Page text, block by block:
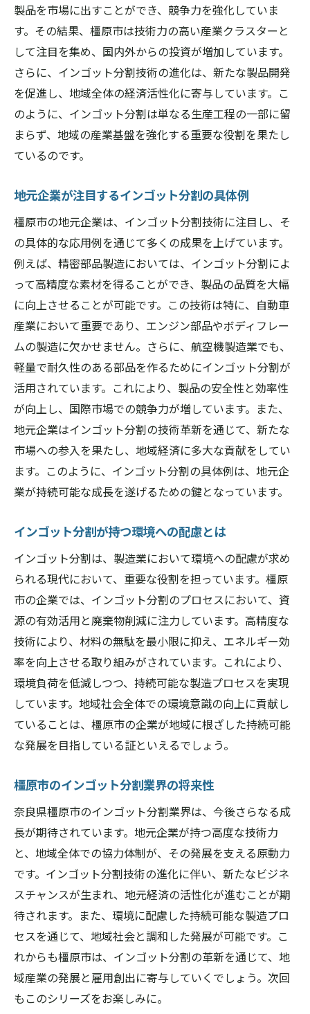
インゴット分割が誘発する経済循環の仕組
み
地元企業とインゴット分割の成功事例
橿原市経済におけるインゴット分割の貢献
橿原市の産業界を支えるインゴット分割の未来
インゴット分割が示す未来の産業像
産業界におけるインゴット分割の長期的な
インゴット分割を活用した産業発展のシナ
リオ
地域産業の持続的成長を支えるインゴット
分割
未来を見据えたインゴット分割のイノベー
ション
橿原市産業界の次世代を牽引するインゴッ
ト分割
インゴット分割で高品質製品を生み出す橿原市
の実力
高品質製品を実現するインゴット分割の技
術
橿原市企業が誇るインゴット分割の実績
地元の技術力が生むインゴット分割の強み
高品質を追求する橿原市のインゴット分割
メーカー
インゴット分割で世界に挑む橿原市の企業
奈良県橿原市におけるインゴット分割サービス
の今と未来
現在のインゴット分割サービスの全貌
インゴット分割サービスが果たす未来の役
割
成長するインゴット分割サービス市場の課
題
の進化
持続可能なサービス提供を目指すインゴッ
ト分割
インゴット分割サービスが描くビジョン
インゴット分割がもたらす地域経済への恩恵を
解説
地域経済が受けるインゴット分割の恩恵と
は
インゴット分割による経済活性化の実際
地元企業が享受するインゴット分割の利点
製品を市場に出すことができ、競争力を強化していま
す。その結果、橿原市は技術力の高い産業クラスターと
して注目を集め、国内外からの投資が増加しています。
さらに、インゴット分割技術の進化は、新たな製品開発
を促進し、地域全体の経済活性化に寄与しています。こ
のように、インゴット分割は単なる生産工程の一部に留
まらず、地域の産業基盤を強化する重要な役割を果たし
ているのです。
地元企業が注目するインゴット分割の具体例
橿原市の地元企業は、インゴット分割技術に注目し、そ
の具体的な応用例を通じて多くの成果を上げています。
例えば、精密部品製造においては、インゴット分割によ
って高精度な素材を得ることができ、製品の品質を大幅
に向上させることが可能です。この技術は特に、自動車
産業において重要であり、エンジン部品やボディフレー
ムの製造に欠かせません。さらに、航空機製造業でも、
軽量で耐久性のある部品を作るためにインゴット分割が
活用されています。これにより、製品の安全性と効率性
が向上し、国際市場での競争力が増しています。また、
地元企業はインゴット分割の技術革新を通じて、新たな
市場への参入を果たし、地域経済に多大な貢献をしてい
ます。このように、インゴット分割の具体例は、地元企
業が持続可能な成長を遂げるための鍵となっています。
インゴット分割が持つ環境への配慮とは
インゴット分割は、製造業において環境への配慮が求め
られる現代において、重要な役割を担っています。橿原
市の企業では、インゴット分割のプロセスにおいて、資
源の有効活用と廃棄物削減に注力しています。高精度な
技術により、材料の無駄を最小限に抑え、エネルギー効
率を向上させる取り組みがされています。これにより、
環境負荷を低減しつつ、持続可能な製造プロセスを実現
しています。地域社会全体での環境意識の向上に貢献し
ていることは、橿原市の企業が地域に根ざした持続可能
な発展を目指している証といえるでしょう。
橿原市のインゴット分割業界の将来性
奈良県橿原市のインゴット分割業界は、今後さらなる成
長が期待されています。地元企業が持つ高度な技術力
と、地域全体での協力体制が、その発展を支える原動力
です。インゴット分割技術の進化に伴い、新たなビジネ
スチャンスが生まれ、地元経済の活性化が進むことが期
待されます。また、環境に配慮した持続可能な製造プロ
セスを通じて、地域社会と調和した発展が可能です。こ
れからも橿原市は、インゴット分割の革新を通じて、地
域産業の発展と雇用創出に寄与していくでしょう。次回
もこのシリーズをお楽しみに。